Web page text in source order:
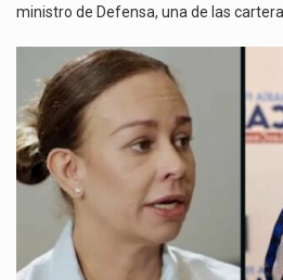
ministro de Defensa, una de las